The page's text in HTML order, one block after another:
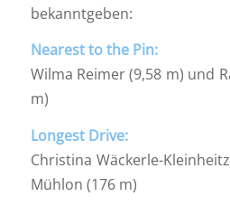
bekanntgeben:
Nearest to the Pin:
Wilma Reimer (9,58 m) und
m)
Longest Drive:
Christina Wäckerle-
Mühlon (176 m)